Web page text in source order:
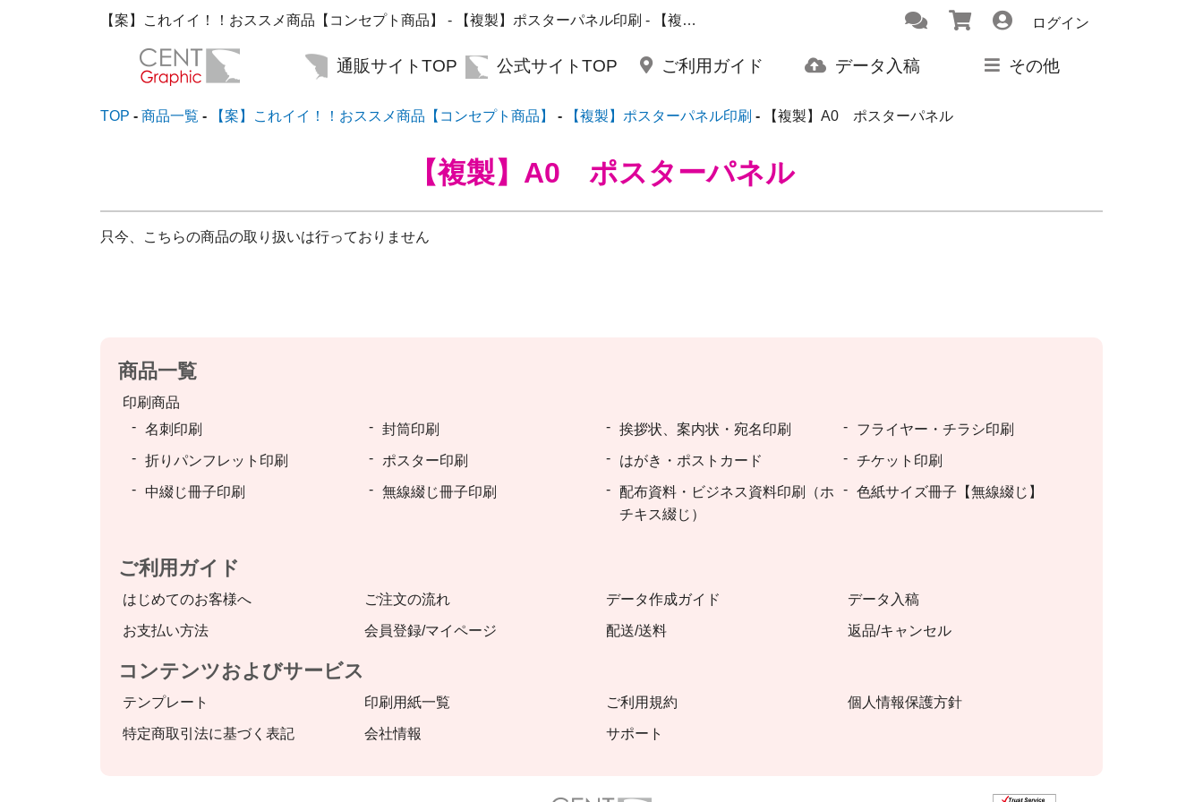
【案】これイイ！！おススメ商品【コンセプト商品】 - 【複製】ポスターパネル印刷 - 【複製】A0 ポスターパネル | セントグラフィック ログイン
通販サイトTOP 公式サイトTOP ご利用ガイド データ入稿 その他
TOP 商品一覧 【案】これイイ！！おススメ商品【コンセプト商品】 【複製】ポスターパネル印刷 【複製】A0 ポスターパネル
【複製】A0 ポスターパネル
只今、こちらの商品の取り扱いは行っておりません
商品一覧
印刷商品
名刺印刷
封筒印刷 挨拶状、案内状・宛名印刷 フライヤー・チラシ印刷
折りパンフレット印刷 ポスター印刷 はがき・ポストカード チケット印刷
中綴じ冊子印刷 無線綴じ冊子印刷
配布資料・ビジネス資料印刷（ホ
チキス綴じ）
色紙サイズ冊子【無線綴じ】
ご利用ガイド
はじめてのお客様へ ご注文の流れ データ作成ガイド データ入稿
お支払い方法 会員登録/マイページ 配送/送料 返品/キャンセル
コンテンツおよびサービス
テンプレート 印刷用紙一覧 ご利用規約 個人情報保護方針
特定商取引法に基づく表記 会社情報 サポート